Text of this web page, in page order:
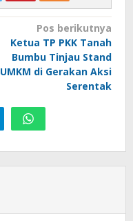
Pos berikutnya
Ketua TP PKK Tanah
Bumbu Tinjau Stand
UMKM di Gerakan Aksi
Serentak